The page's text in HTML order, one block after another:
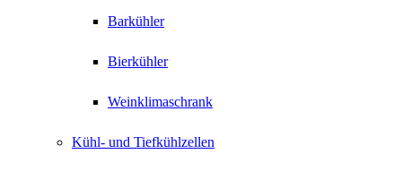
Barkühler
Bierkühler
Weinklimaschrank
Kühl- und Tiefkühlzellen